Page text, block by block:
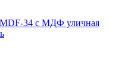
MDF-34 с МДФ уличная